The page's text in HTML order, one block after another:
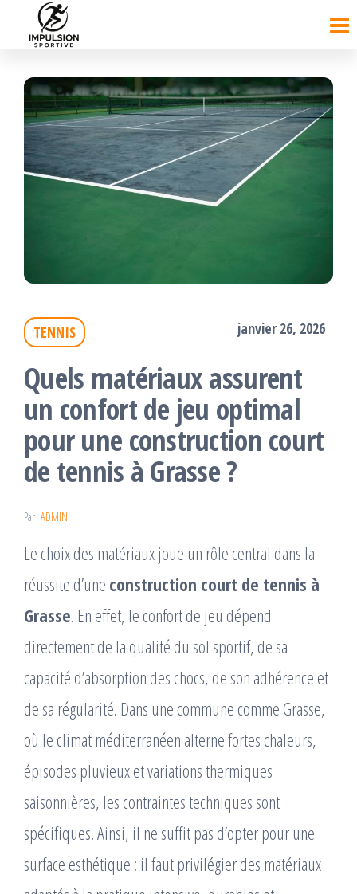
contenu
TENNIS janvier 26, 2026
Quels matériaux assurent
un confort de jeu optimal
pour une construction court
de tennis à Grasse ?
Par ADMIN
Le choix des matériaux joue un rôle central dans la
réussite d’une construction court de tennis à
Grasse. En effet, le confort de jeu dépend
directement de la qualité du sol sportif, de sa
capacité d’absorption des chocs, de son adhérence et
de sa régularité. Dans une commune comme Grasse,
où le climat méditerranéen alterne fortes chaleurs,
épisodes pluvieux et variations thermiques
saisonnières, les contraintes techniques sont
spécifiques. Ainsi, il ne suffit pas d’opter pour une
surface esthétique : il faut privilégier des matériaux